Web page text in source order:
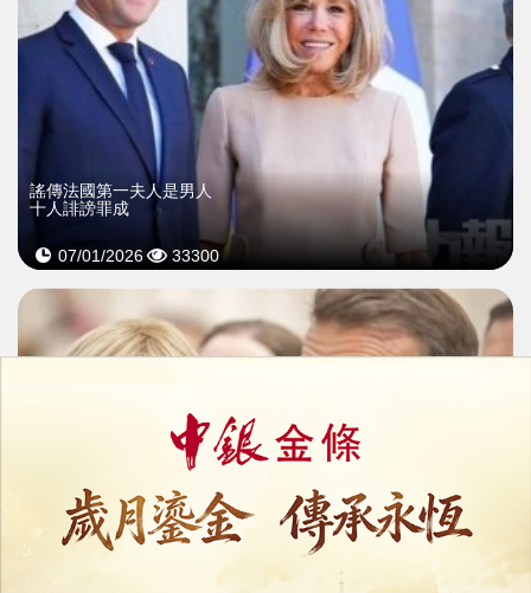
謠傳法國第一夫人是男人
十人誹謗罪成
07/01/2026 33300